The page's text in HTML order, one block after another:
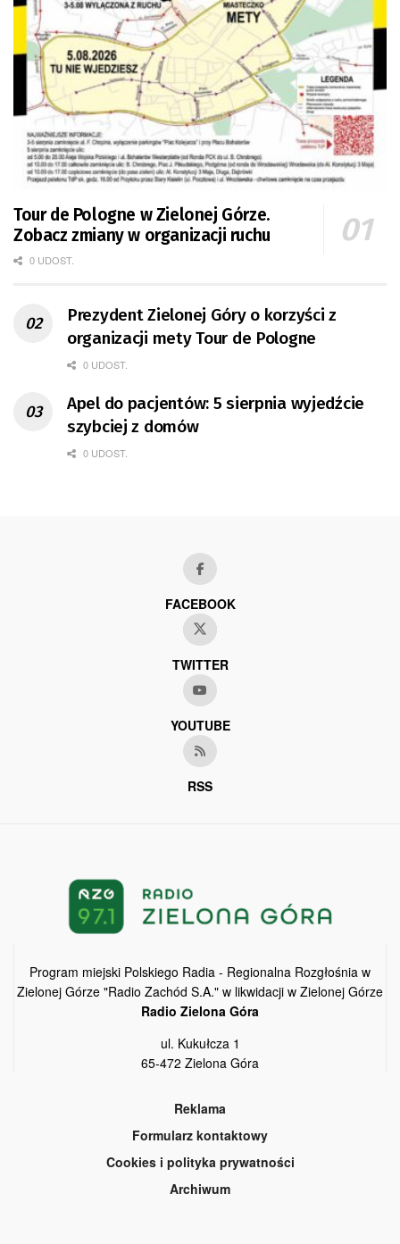
Tour de Pologne w Zielonej Górze.
Zobacz zmiany w organizacji ruchu
0 UDOST.
Prezydent Zielonej Góry o korzyści z
organizacji mety Tour de Pologne
0 UDOST.
Apel do pacjentów: 5 sierpnia wyjedźcie
szybciej z domów
0 UDOST.
FACEBOOK
TWITTER
YOUTUBE
RSS
Program miejski Polskiego Radia - Regionalna Rozgłośnia w
Zielonej Górze "Radio Zachód S.A." w likwidacji w Zielonej Górze
Radio Zielona Góra
ul. Kukułcza 1
65-472 Zielona Góra
Reklama
Formularz kontaktowy
Cookies i polityka prywatności
Archiwum